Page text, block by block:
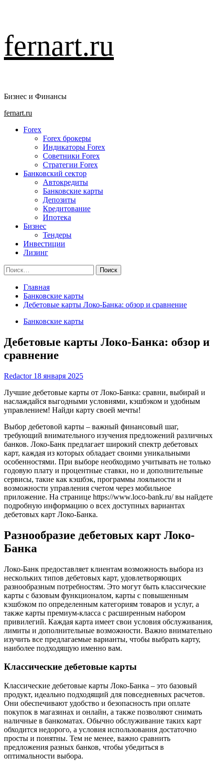
Перейти
к
содержимому
fernart.ru
Бизнес и Финансы
Основное
fernart.ru
Forex
Forex брокеры
Индикаторы Forex
Советники Forex
Стратегии Forex
Банковский сектор
Автокредиты
Банковские карты
Депозиты
Кредитование
Ипотека
Бизнес
Тендеры
Инвестиции
Лизинг
Найти:
Главная
Банковские карты
Дебетовые карты Локо-Банка: обзор и сравнение
Банковские карты
Дебетовые карты Локо-Банка: обзор и
сравнение
Redactor 18 января 2025
Лучшие дебетовые карты от Локо-Банка: сравни, выбирай и
наслаждайся выгодными условиями, кэшбэком и удобным
управлением! Найди карту своей мечты!
Выбор дебетовой карты – важный финансовый шаг,
требующий внимательного изучения предложений различных
банков. Локо-Банк предлагает широкий спектр дебетовых
карт, каждая из которых обладает своими уникальными
особенностями. При выборе необходимо учитывать не только
годовую плату и процентные ставки, но и дополнительные
сервисы, такие как кэшбэк, программы лояльности и
возможности управления счетом через мобильное
приложение. На странице https://www.loco-bank.ru/ вы найдете
подробную информацию о всех доступных вариантах
дебетовых карт Локо-Банка.
Разнообразие дебетовых карт Локо-
Банка
Локо-Банк предоставляет клиентам возможность выбора из
нескольких типов дебетовых карт, удовлетворяющих
разнообразным потребностям. Это могут быть классические
карты с базовым функционалом, карты с повышенным
кэшбэком по определенным категориям товаров и услуг, а
также карты премиум-класса с расширенным набором
привилегий. Каждая карта имеет свои условия обслуживания,
лимиты и дополнительные возможности. Важно внимательно
изучить все предлагаемые варианты, чтобы выбрать карту,
наиболее подходящую именно вам.
Классические дебетовые карты
Классические дебетовые карты Локо-Банка – это базовый
продукт, идеально подходящий для повседневных расчетов.
Они обеспечивают удобство и безопасность при оплате
покупок в магазинах и онлайн, а также позволяют снимать
наличные в банкоматах. Обычно обслуживание таких карт
обходится недорого, а условия использования достаточно
просты и понятны. Тем не менее, важно сравнить
предложения разных банков, чтобы убедиться в
оптимальности выбора.